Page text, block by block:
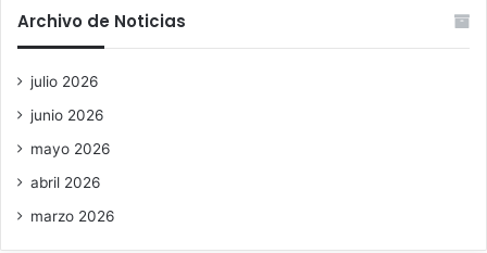
Archivo de Noticias
julio 2026
junio 2026
mayo 2026
abril 2026
marzo 2026